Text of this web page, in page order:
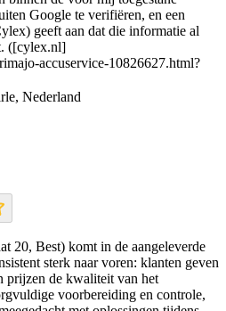
Google te verifiëren, en een
geeft aan dat die informatie al
([cylex.nl]
accuservice-10826627.html?
Nederland
20, Best) komt in de aangeleverde
sterk naar voren: klanten geven
prijzen de kwaliteit van het
voorbereiding en controle,